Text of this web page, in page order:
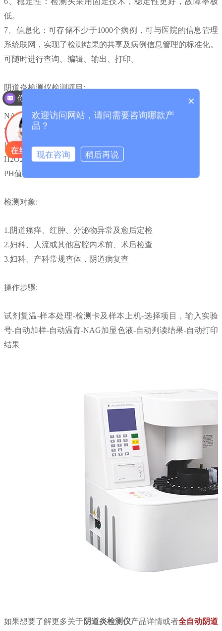
低。
7、信息化：可存储不少于1000个病例，可与医院的信息管理
系统联网，实现了检测结果的共享及病例信息管理的标准化。
可随时进行查询、编辑、输出、打印。
阴道炎检测仪检测项目:
NAG(-氨基半乳糖苷酶)
SNA(唾液酸苷酶)
LE(白细胞酯酶)
H2O2（过氧化氢浓度）
PH值（酸碱度）
检测对象:
1.阴道瘙痒、红肿、分泌物异常及愈后定检
2.妇科、人流或其他宫腔内术前、术后检查
3.妇科、产科常规查体，阴道病复查
操作步骤:
试剂复温-样本处理-检测卡及样本上机-选择项目，输入实验
号-自动加样-自动温育-NAG加显色液-自动判读结果-自动打印
结果
如果想要了解更多关于阴道炎检测仪产品详情或者全自动阴道
你们是怎么收费的呢？ ×
欢迎访问网站，请问需要咨询哪款产
品？
现在咨询 稍后再说